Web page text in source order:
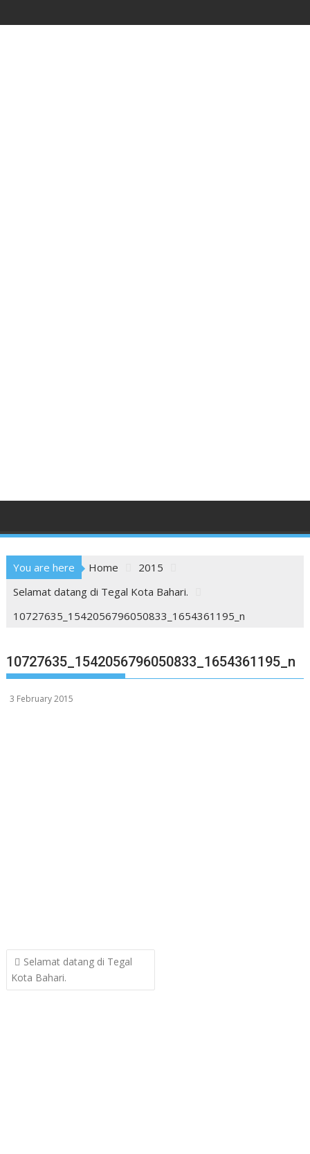
to
You are here Home
2015
Selamat datang di Tegal Kota Bahari.
10727635_1542056796050833_1654361195_n
10727635_1542056796050833_1654361195_n
3 February 2015
Post
navigation
Selamat datang di Tegal
Kota Bahari.